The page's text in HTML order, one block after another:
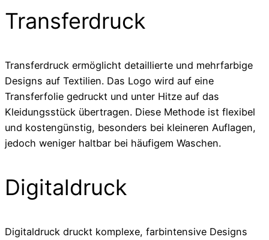
Transferdruck
Transferdruck ermöglicht detaillierte und mehrfarbige
Designs auf Textilien. Das Logo wird auf eine
Transferfolie gedruckt und unter Hitze auf das
Kleidungsstück übertragen. Diese Methode ist flexibel
und kostengünstig, besonders bei kleineren Auflagen,
jedoch weniger haltbar bei häufigem Waschen.
Digitaldruck
Digitaldruck druckt komplexe, farbintensive Designs